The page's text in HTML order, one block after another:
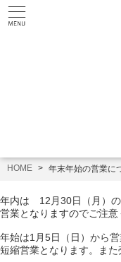
HOME 年末年始の営業に
年内は 12月30日（月）の
営業となりますのでご注意
年始は1月5日（日）から
短縮営業となります。また